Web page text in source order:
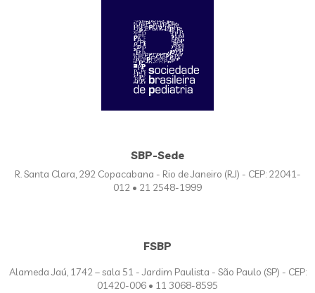
SBP-Sede
R. Santa Clara, 292 Copacabana - Rio de Janeiro (RJ) - CEP: 22041-
012 • 21 2548-1999
FSBP
Alameda Jaú, 1742 – sala 51 - Jardim Paulista - São Paulo (SP) - CEP:
01420-006 • 11 3068-8595